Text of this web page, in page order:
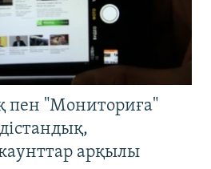
пен "Мониториға"
арқылы